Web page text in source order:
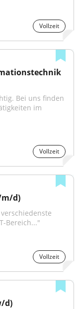
Vollzeit
Bei uns finden
im
Vollzeit
d)
verschiedenste
Bereich..."
Vollzeit
d)